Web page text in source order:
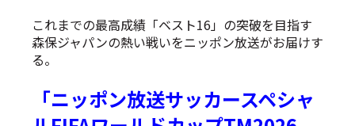
これまでの最高成績「ベスト16」の突破を目指す
森保ジャパンの熱い戦いをニッポン放送がお届けす
る。
「ニッポン放送サッカースペシャ